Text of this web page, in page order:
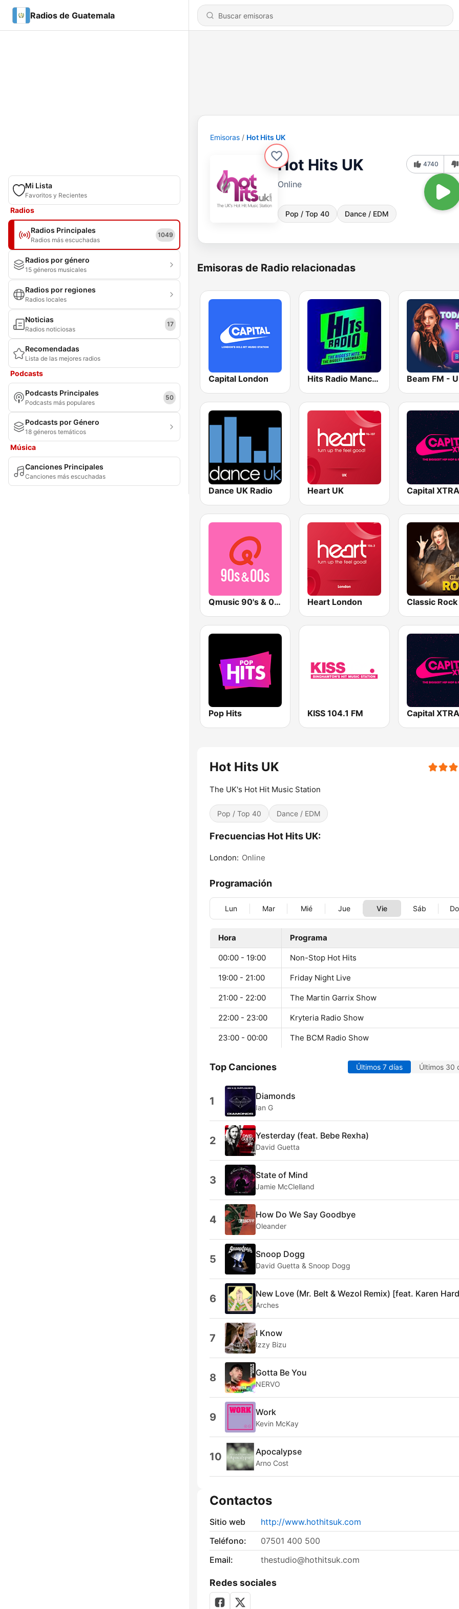
Radios de Guatemala
Mi Lista
Favoritos y Recientes
Radios
Radios Principales
Radios más escuchadas
1049
Radios por género
15 géneros musicales
Radios por regiones
Radios locales
Noticias
Radios noticiosas
17
Recomendadas
Lista de las mejores radios
Podcasts
Podcasts Principales
Podcasts más populares
50
Podcasts por Género
18 géneros temáticos
Música
Canciones Principales
Canciones más escuchadas
Emisoras Hot Hits UK
Hot Hits UK
Online
Pop / Top 40 Dance / EDM
4740
Emisoras de Radio relacionadas
Capital London Hits Radio Manchester Beam FM -
Dance UK Radio Heart UK
Qmusic 90's & 00's Heart London
Pop Hits KISS 104.1 FM Capital XTRA
Hot Hits UK
The UK's Hot Hit Music Station
Pop / Top 40 Dance / EDM
Frecuencias Hot Hits UK:
London: Online
Programación
Lun Mar Mié Jue Vie Sáb
Hora Programa
00:00 - 19:00 Non-Stop Hot Hits
19:00 - 21:00 Friday Night Live
21:00 - 22:00 The Martin Garrix Show
22:00 - 23:00 Kryteria Radio Show
23:00 - 00:00 The BCM Radio Show
Top Canciones Últimos 7 días Últimos 30
1 Diamonds
Ian G
2 Yesterday (feat. Bebe Rexha)
David Guetta
3 State of Mind
Jamie McClelland
4 How Do We Say Goodbye
Oleander
5 Snoop Dogg
David Guetta & Snoop Dogg
6 New Love (Mr. Belt & Wezol Remix) [feat. Karen
Arches
7 I Know
Izzy Bizu
8 Gotta Be You
NERVO
9 Work
Kevin McKay
10 Apocalypse
Arno Cost
Contactos
Sitio web
http://www.hothitsuk.com
Teléfono:
07501 400 500
Email:
thestudio@hothitsuk.com
Redes sociales